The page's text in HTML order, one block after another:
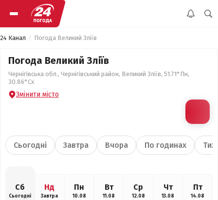
24 Канал Погода Великий Зліїв
Погода Великий Зліїв
Чернігівська обл., Чернігівський район, Великий Зліїв, 51.71°Пн,
30.86°Сх
Змінити місто
Сьогодні Завтра Вчора По годинах
Сб
Сьогодні
Нд
Завтра
Пн
10.08
Вт
11.08
Ср
12.08
Чт
13.08
Пт
14.08